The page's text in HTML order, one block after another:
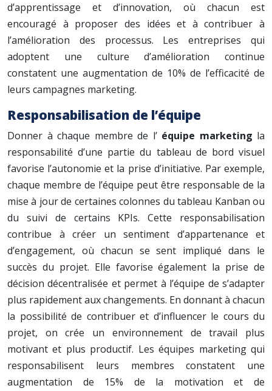
d’apprentissage et d’innovation, où chacun est
encouragé à proposer des idées et à contribuer à
l’amélioration des processus. Les entreprises qui
adoptent une culture d’amélioration continue
constatent une augmentation de 10% de l’efficacité de
leurs campagnes marketing.
Responsabilisation de l’équipe
Donner à chaque membre de l’ équipe marketing la
responsabilité d’une partie du tableau de bord visuel
favorise l’autonomie et la prise d’initiative. Par exemple,
chaque membre de l’équipe peut être responsable de la
mise à jour de certaines colonnes du tableau Kanban ou
du suivi de certains KPIs. Cette responsabilisation
contribue à créer un sentiment d’appartenance et
d’engagement, où chacun se sent impliqué dans le
succès du projet. Elle favorise également la prise de
décision décentralisée et permet à l’équipe de s’adapter
plus rapidement aux changements. En donnant à chacun
la possibilité de contribuer et d’influencer le cours du
projet, on crée un environnement de travail plus
motivant et plus productif. Les équipes marketing qui
responsabilisent leurs membres constatent une
augmentation de 15% de la motivation et de